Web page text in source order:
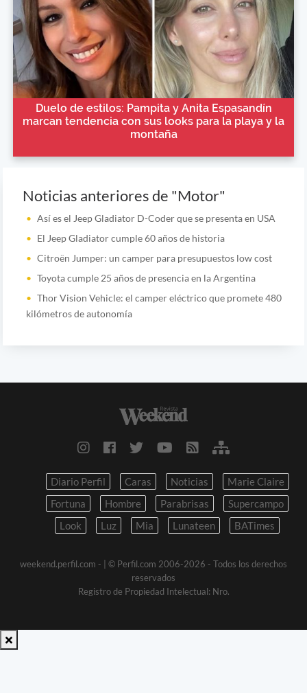
Duelo de estilos: Pampita y Anita Espasandín
marcan tendencia con sus looks para la playa y la
montaña
Noticias anteriores de "Motor"
Así es el Jeep Gladiator D-Coder que se presenta en USA
El Jeep Gladiator cumple 60 años de historia
Citroën Jumper: un camper para presupuestos low cost
Toyota cumple 25 años de presencia en la Argentina
Thor Vision Vehicle: el camper eléctrico que promete 480
kilómetros de autonomía
Diario Perfil Caras Noticias
Marie Claire
Fortuna
Hombre Parabrisas
Supercampo
Look
Luz Mia Lunateen BATimes
weekend.perfil.com -
| © Perfil.com 2006-2026 - Todos los derechos
reservados
Registro de Propiedad Intelectual: Nro.